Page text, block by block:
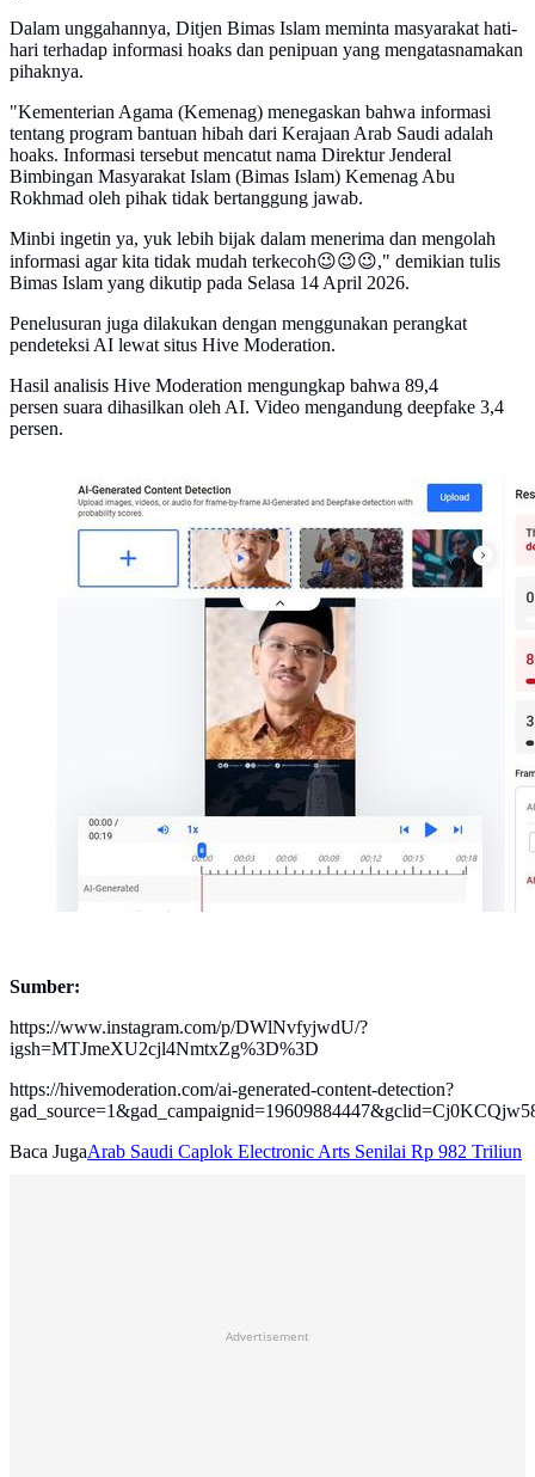
Dalam unggahannya, Ditjen Bimas Islam meminta masyarakat hati-
hari terhadap informasi hoaks dan penipuan yang mengatasnamakan
pihaknya.
"Kementerian Agama (Kemenag) menegaskan bahwa informasi
tentang program bantuan hibah dari Kerajaan Arab Saudi adalah
hoaks. Informasi tersebut mencatut nama Direktur Jenderal
Bimbingan Masyarakat Islam (Bimas Islam) Kemenag Abu
Rokhmad oleh pihak tidak bertanggung jawab.
Minbi ingetin ya, yuk lebih bijak dalam menerima dan mengolah
informasi agar kita tidak mudah terkecoh😉😉😉," demikian tulis
Bimas Islam yang dikutip pada Selasa 14 April 2026.
Penelusuran juga dilakukan dengan menggunakan perangkat
pendeteksi AI lewat situs Hive Moderation.
Hasil analisis Hive Moderation mengungkap bahwa 89,4
persen suara dihasilkan oleh AI. Video mengandung deepfake 3,4
persen.
Sumber:
https://www.instagram.com/p/DWlNvfyjwdU/?
igsh=MTJmeXU2cjl4NmtxZg%3D%3D
https://hivemoderation.com/ai-generated-content-detection?
Baca JugaArab Saudi Caplok Electronic Arts Senilai Rp 982 Triliun
Advertisement